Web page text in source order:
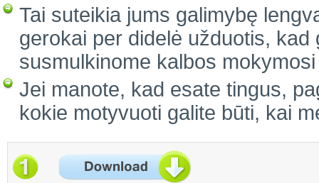
Tai suteikia jums galimybę
gerokai per didelė užduotis,
susmulkinome kalbos
Jei manote, kad esate tingus,
kokie motyvuoti galite būti, kai